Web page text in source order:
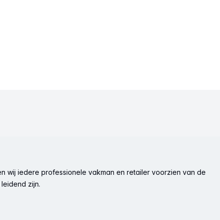
wij iedere professionele vakman en retailer voorzien van de
zijn.